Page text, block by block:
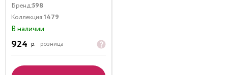
Бренд:598
Коллекция:1479
В наличии
924 р. розница